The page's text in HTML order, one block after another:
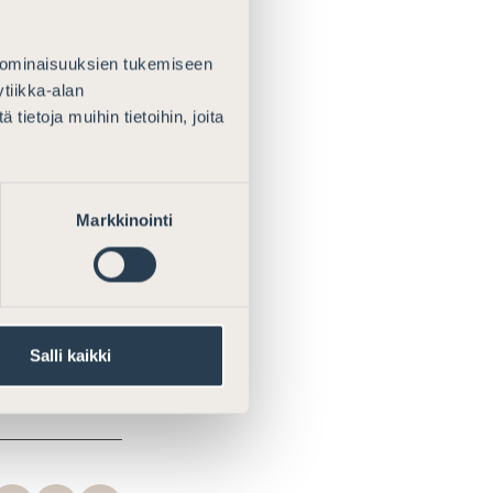
tukemiseen
alan
tietoja muihin tietoihin, joita
Markkinointi
Salli kaikki